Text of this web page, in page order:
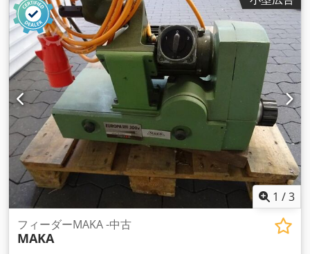
1050」をオプションで用意。 注意中古機です。 - 技術的な仕
様に誤りがあり、事前に販売される場合があります。 - 表示価
格は、現地での引き取り価格として有効です。 - 機械は洗浄さ
れ、機能テスト済みです。 - すべての機械は保証なしで見たま
まを購入します。 Dcjdpfx Ajh Dikwjcmjk 購入者は、現地で自
由に機械を点検することができます。 - 特別契約は、書面での
み可能です。 (住所と電話番号を教えていただいた場合のみ、
お問い合わせにお答えします！)
1 /3
フィーダーMAKA -中古
MAKA